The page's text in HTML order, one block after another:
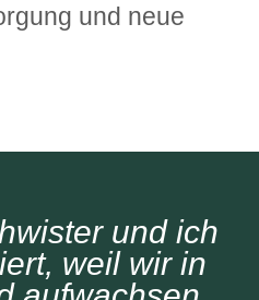
und neue
und ich
weil wir in